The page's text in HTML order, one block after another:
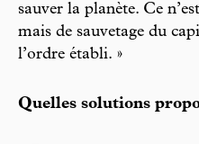
sauver la planète. Ce
mais de sauvetage du
l’ordre établi. »
Quelles solutions